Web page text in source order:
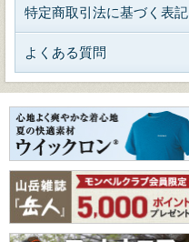
特定商取引法に基づく表記
よくある質問